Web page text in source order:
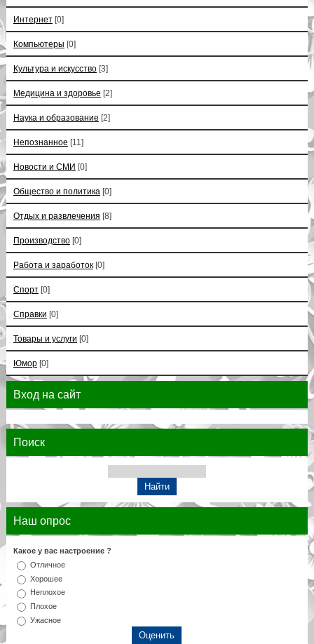
Интернет [0]
Компьютеры [0]
Культура и искусство [3]
Медицина и здоровье [2]
Наука и образование [2]
Непознанное [11]
Новости и СМИ [0]
Общество и политика [0]
Отдых и развлечения [8]
Производство [0]
Работа и заработок [0]
Спорт [0]
Справки [0]
Товары и услуги [0]
Юмор [0]
Вход на сайт
Поиск
Наш опрос
Какое у вас настроение ?
Отличное
Хорошее
Неплохое
Плохое
Ужасное